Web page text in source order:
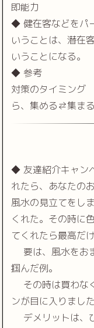
即能力
◆ 健在客などをパ
いうことは、潜在
いうことになる。
◆ 参考
対策のタイミン
ら、集める⇄集ま
◆ 友達紹介キャン
れたら、あなたの
風水の見立てをし
くれた。その時に
てくれたら最高だけ
要は、風水をお
掴んだ例。
その時は買わな
ンが目に入りました
デメリットは、